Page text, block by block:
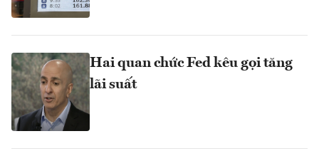
Hai quan chức Fed kêu gọi tăng
lãi suất